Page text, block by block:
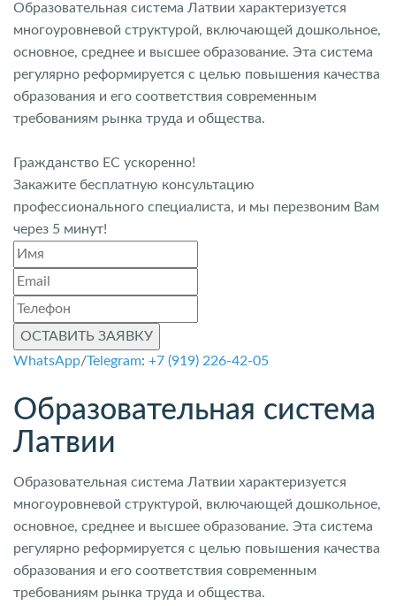
Образовательная система Латвии характеризуется
многоуровневой структурой, включающей дошкольное,
основное, среднее и высшее образование. Эта система
регулярно реформируется с целью повышения качества
образования и его соответствия современным
требованиям рынка труда и общества.
Гражданство ЕС ускоренно!
Закажите бесплатную консультацию
профессионального специалиста, и мы перезвоним Вам
через 5 минут!
ОСТАВИТЬ ЗАЯВКУ
WhatsApp/Telegram: +7 (919) 226-42-05
Образовательная система
Латвии
Образовательная система Латвии характеризуется
многоуровневой структурой, включающей дошкольное,
основное, среднее и высшее образование. Эта система
регулярно реформируется с целью повышения качества
образования и его соответствия современным
требованиям рынка труда и общества.